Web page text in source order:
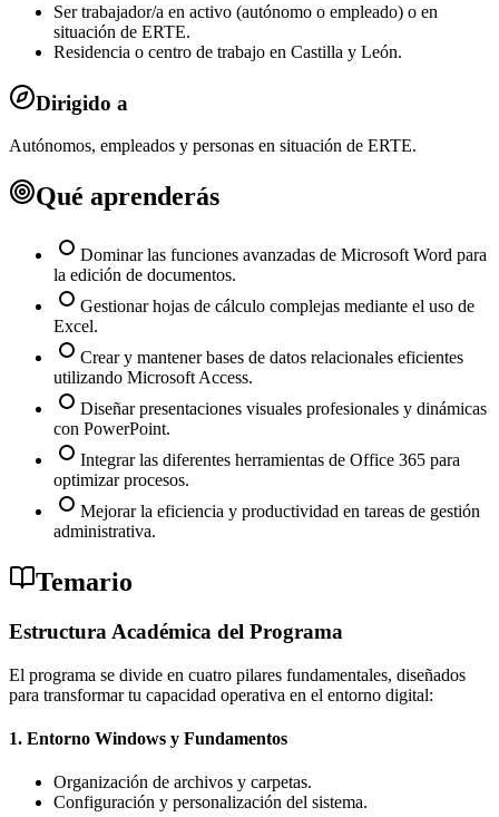
Ser trabajador/a en activo (autónomo o empleado) o en
situación de ERTE.
Residencia o centro de trabajo en Castilla y León.
Dirigido a
Autónomos, empleados y personas en situación de ERTE.
Qué aprenderás
Dominar las funciones avanzadas de Microsoft Word para
la edición de documentos.
Gestionar hojas de cálculo complejas mediante el uso de
Excel.
Crear y mantener bases de datos relacionales eficientes
utilizando Microsoft Access.
Diseñar presentaciones visuales profesionales y dinámicas
con PowerPoint.
Integrar las diferentes herramientas de Office 365 para
optimizar procesos.
Mejorar la eficiencia y productividad en tareas de gestión
administrativa.
Temario
Estructura Académica del Programa
El programa se divide en cuatro pilares fundamentales, diseñados
para transformar tu capacidad operativa en el entorno digital:
1. Entorno Windows y Fundamentos
Organización de archivos y carpetas.
Configuración y personalización del sistema.